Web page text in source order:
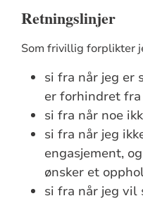
Retningslinjer
Som frivillig forplikter
si fra når jeg er
er forhindret fra
si fra når noe
si fra når jeg
engasjement,
ønsker et
si fra når jeg vil